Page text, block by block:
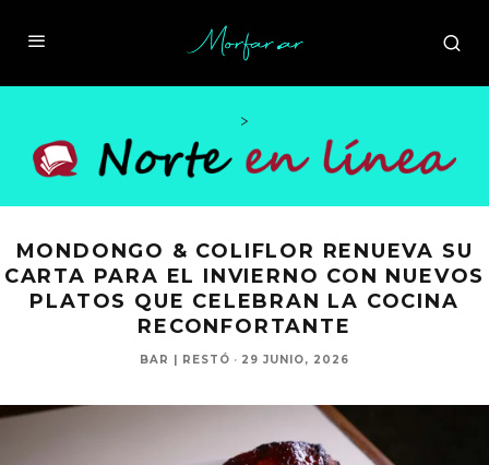
>
MONDONGO & COLIFLOR RENUEVA SU
CARTA PARA EL INVIERNO CON NUEVOS
PLATOS QUE CELEBRAN LA COCINA
RECONFORTANTE
BAR | RESTÓ · 29 JUNIO, 2026